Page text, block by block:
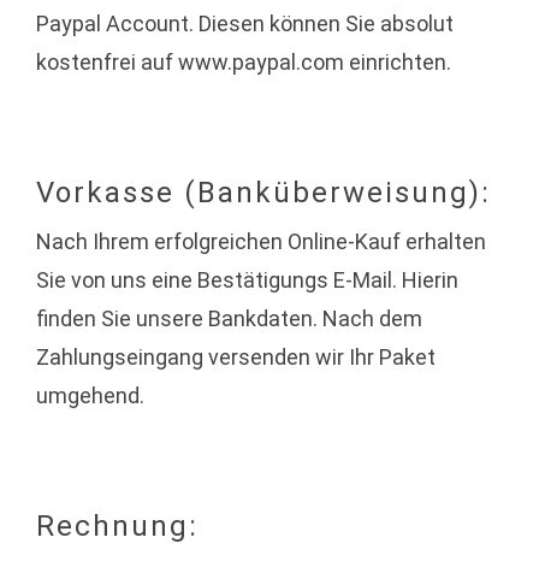
Paypal Account. Diesen können Sie absolut
kostenfrei auf www.paypal.com einrichten.
Vorkasse (Banküberweisung):
Nach Ihrem erfolgreichen Online-Kauf erhalten
Sie von uns eine Bestätigungs E-Mail. Hierin
finden Sie unsere Bankdaten. Nach dem
Zahlungseingang versenden wir Ihr Paket
umgehend.
Rechnung: